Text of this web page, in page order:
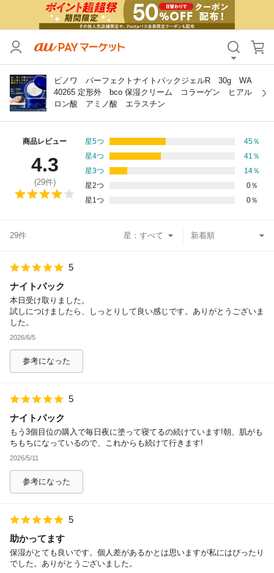
ビノワ パーフェクトナイトパックジェルR 30g WA
40265 定形外 bco 保湿クリーム コラーゲン ヒアル
ロン酸 アミノ酸 エラスチン
商品レビュー
4.3
(29件)
星5つ 45％
星4つ
41 ％
星3つ
14％
星2つ
0％
星1つ
0％
29件 星：
5
ナイトパック
本日受け取りました。
試しにつけましたら、しっとりして良い感じです。ありがとうございま
した。
2026/6/5
参考になった
5
ナイトパック
もう3個目位の購入で毎日夜に塗って寝てるの続けています!朝、肌がも
ちもちになっているので、これからも続けて行きます!
2026/5/11
参考になった
5
助かってます
保湿がとても良いです。個人差があるかとは思いますが私にはぴったり
でした。ありがとうございました。
カテゴリ すべて
価格 すべて
支払い方法
その他の条件
送料無料
Pontaパス特典対象すべて
除外ワード